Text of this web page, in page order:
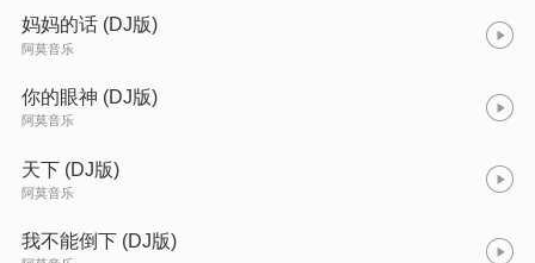
妈妈的话 (DJ版)
阿莫音乐
你的眼神 (DJ版)
阿莫音乐
天下 (DJ版)
阿莫音乐
我不能倒下 (DJ版)